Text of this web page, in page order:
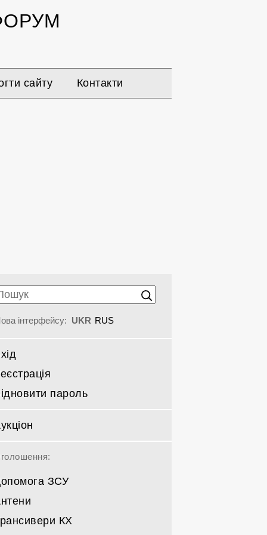
сайту Контакти
інтерфейсу: UKR RUS
пароль
ЗСУ
Спрямовані КВ
КХ